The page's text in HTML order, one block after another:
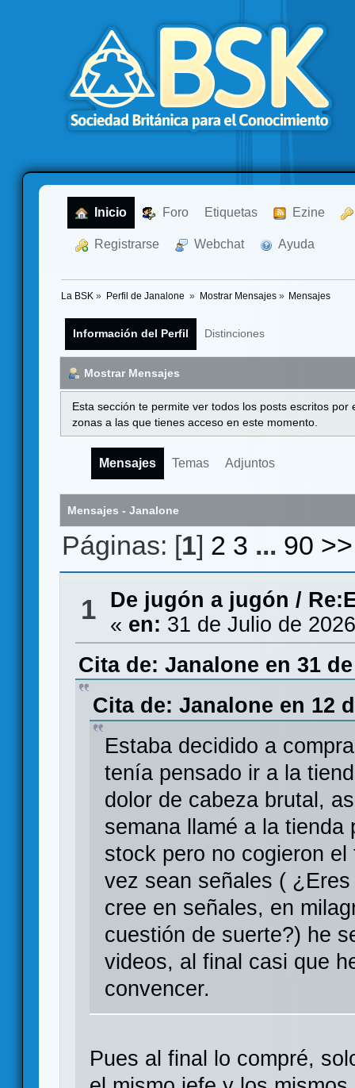
Inicio Foro Etiquetas Ezine
Registrarse Webchat Ayuda
La BSK » Perfil de Janalone » Mostrar Mensajes» Mensajes
Información del Perfil Distinciones
Mostrar Mensajes
Esta sección te permite ver todos los posts escritos
zonas a las que tienes acceso en este momento.
Mensajes Temas Adjuntos
Mensajes - Janalone
Páginas: [1] 2 3 ... 90 >>
1 De jugón a jugón /
« en: 31 de Julio de
Cita de: Janalone en 31
Cita de: Janalone en 12
Estaba decidido a
tenía pensado ir a la
dolor de cabeza brutal,
semana llamé a la tienda
stock pero no cogieron
vez sean señales (
cree en señales, en
cuestión de suerte?) he
videos, al final casi que
convencer.
Pues al final lo compré,